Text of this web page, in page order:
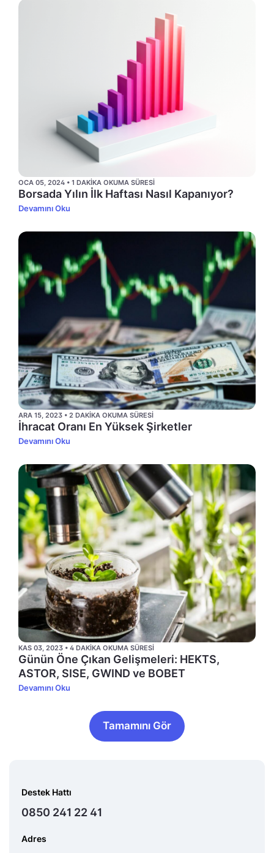
OCA 05, 2024 • 1 DAKIKA OKUMA SÜRESI
Borsada Yılın İlk Haftası Nasıl Kapanıyor?
Devamını Oku
ARA 15, 2023 • 2 DAKIKA OKUMA SÜRESI
İhracat Oranı En Yüksek Şirketler
Devamını Oku
KAS 03, 2023 • 4 DAKIKA OKUMA SÜRESI
Günün Öne Çıkan Gelişmeleri: HEKTS,
ASTOR, SISE, GWIND ve BOBET
Devamını Oku
Tamamını Gör
Destek Hattı
0850 241 22 41
Adres